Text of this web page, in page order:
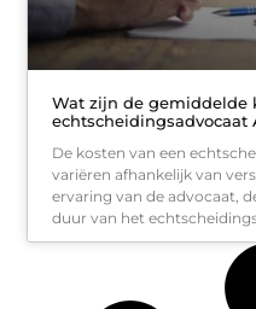
Wat zijn de gemiddelde
echtscheidingsadvocaat
De kosten van een
variëren afhankelijk van
ervaring van de advocaat,
duur van het